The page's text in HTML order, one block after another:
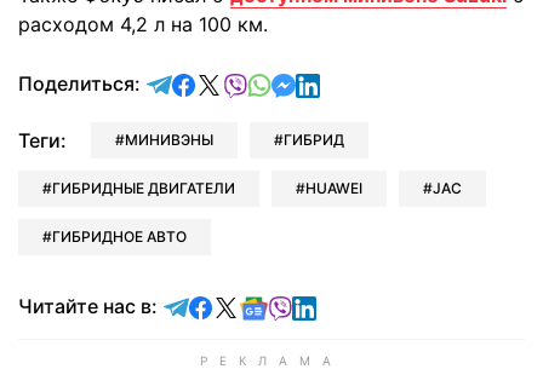
расходом 4,2 л на 100 км.
Поделиться: отправить в Telegram
поделиться в Facebook
поделиться в X
отправить в Viber
отправить в Whatsapp
отправить в Messenger
отправить в LinkedIn
Теги: МИНИВЭНЫ ГИБРИД
ГИБРИДНЫЕ ДВИГАТЕЛИ HUAWEI JAC
ГИБРИДНОЕ АВТО
Читайте нас в: Читайте в Telegram
Читайте в Facebook
Читайте в X
Читайте в Google news
Читайте в Viber
Читайте в LinkedIn